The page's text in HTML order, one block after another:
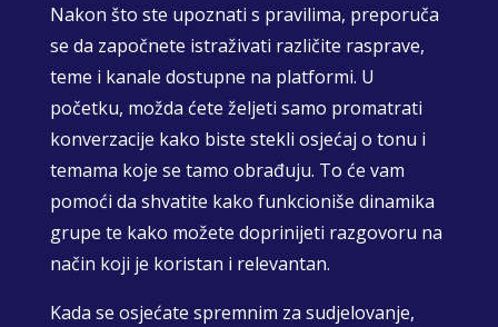
Nakon što ste upoznati s pravilima, preporuča
se da započnete istraživati različite rasprave,
teme i kanale dostupne na platformi. U
početku, možda ćete željeti samo promatrati
konverzacije kako biste stekli osjećaj o tonu i
temama koje se tamo obrađuju. To će vam
pomoći da shvatite kako funkcioniše dinamika
grupe te kako možete doprinijeti razgovoru na
način koji je koristan i relevantan.
Kada se osjećate spremnim za sudjelovanje,